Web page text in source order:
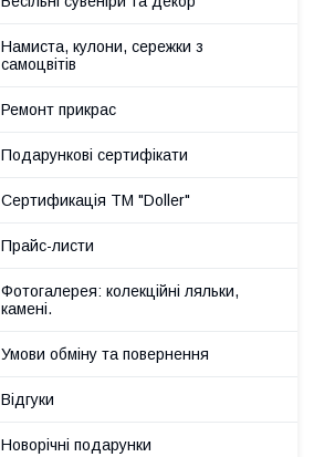
Намиста, кулони, сережки з
самоцвітів
Ремонт прикрас
Подарункові сертифікати
Сертификація ТМ "Doller"
Прайс-листи
Фотогалерея: колекційні ляльки,
камені.
Умови обміну та повернення
Відгуки
Новорічні подарунки